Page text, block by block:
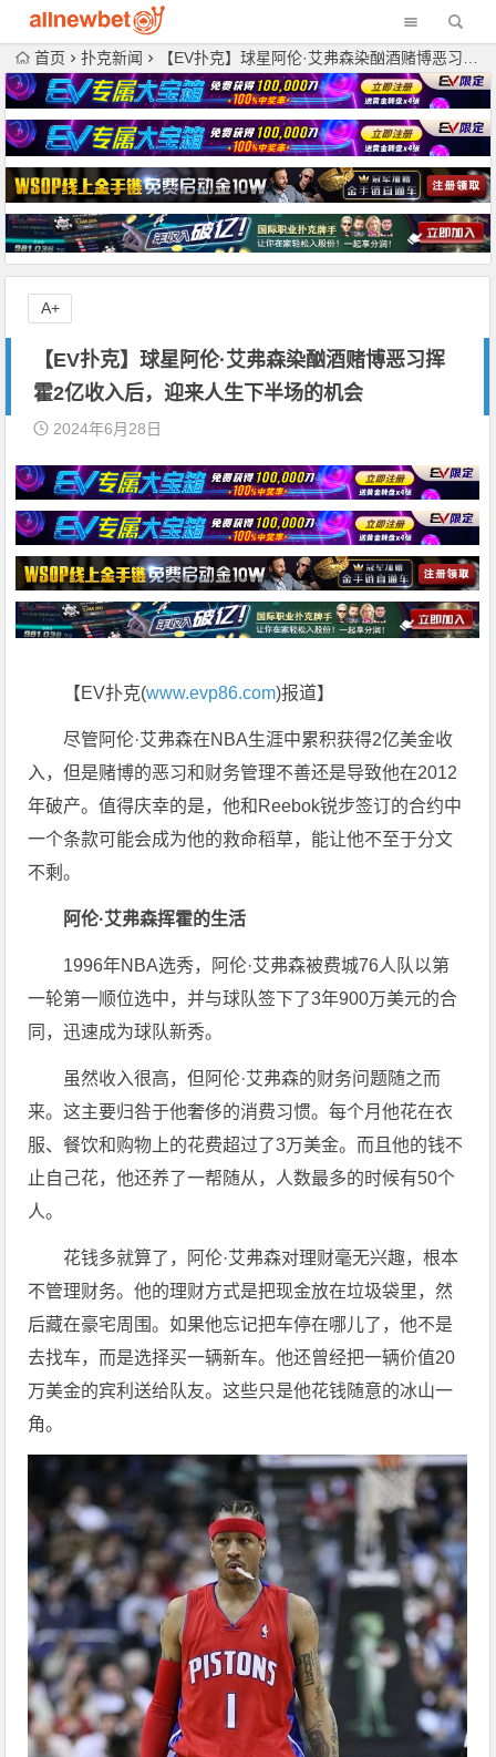
首页 扑克新闻 【EV扑克】球星阿伦·艾弗森染酗酒赌博恶习挥霍2亿收入后，迎来人生下半场的机会
【EV扑克】球星阿伦·艾弗森染酗酒赌博恶习挥
霍2亿收入后，迎来人生下半场的机会
2024年6月28日
【EV扑克(www.evp86.com)报道】
尽管阿伦·艾弗森在NBA生涯中累积获得2亿美金收
入，但是赌博的恶习和财务管理不善还是导致他在2012
年破产。值得庆幸的是，他和Reebok锐步签订的合约中
一个条款可能会成为他的救命稻草，能让他不至于分文
不剩。
阿伦·艾弗森挥霍的生活
1996年NBA选秀，阿伦·艾弗森被费城76人队以第
一轮第一顺位选中，并与球队签下了3年900万美元的合
同，迅速成为球队新秀。
虽然收入很高，但阿伦·艾弗森的财务问题随之而
来。这主要归咎于他奢侈的消费习惯。每个月他花在衣
服、餐饮和购物上的花费超过了3万美金。而且他的钱不
止自己花，他还养了一帮随从，人数最多的时候有50个
人。
花钱多就算了，阿伦·艾弗森对理财毫无兴趣，根本
不管理财务。他的理财方式是把现金放在垃圾袋里，然
后藏在豪宅周围。如果他忘记把车停在哪儿了，他不是
去找车，而是选择买一辆新车。他还曾经把一辆价值20
万美金的宾利送给队友。这些只是他花钱随意的冰山一
角。
A+